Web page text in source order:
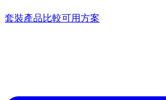
套裝產品比較可用方案